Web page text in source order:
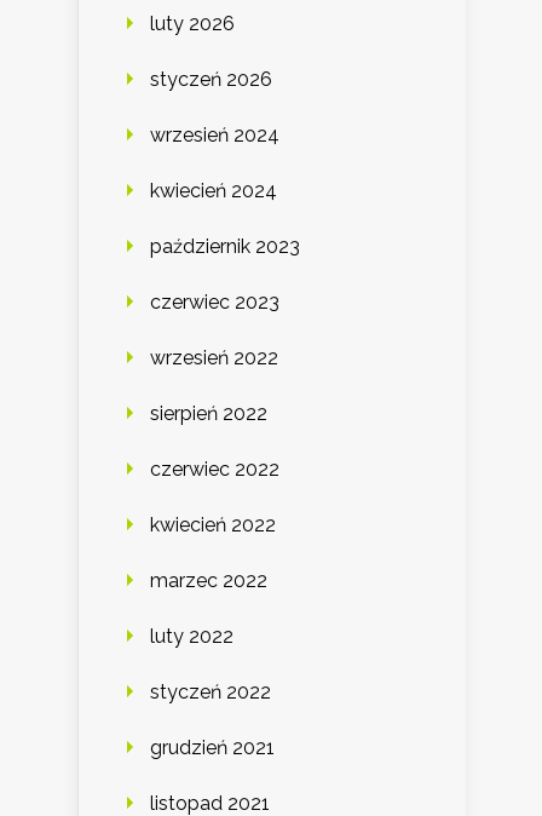
luty 2026
styczeń 2026
wrzesień 2024
kwiecień 2024
październik 2023
czerwiec 2023
wrzesień 2022
sierpień 2022
czerwiec 2022
kwiecień 2022
marzec 2022
luty 2022
styczeń 2022
grudzień 2021
listopad 2021